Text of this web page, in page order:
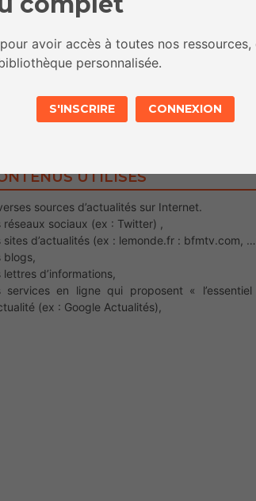
social
de sources
UTILISÉS
sources d’actualités sur Internet.
réseaux sociaux (ex : Twitter) ,
sites d’actualités (ex : lemonde.fr : bfmtv.com,
blogs,
lettres d’informations,
services en ligne qui proposent «
(ex : Google Actualités),
avoir accès à toutes nos
personnalisée.
S'INSCRIRE CONNEXION